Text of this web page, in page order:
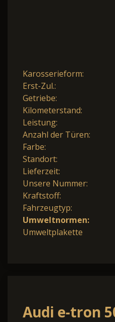
Karosserieform:
Erst-Zul.:
Getriebe:
Kilometerstand:
Leistung:
Anzahl der Türen:
Farbe:
Standort:
Lieferzeit:
Unsere Nummer:
Kraftstoff:
Fahrzeugtyp:
Umweltnormen:
Umweltplakette
Audi e-tron